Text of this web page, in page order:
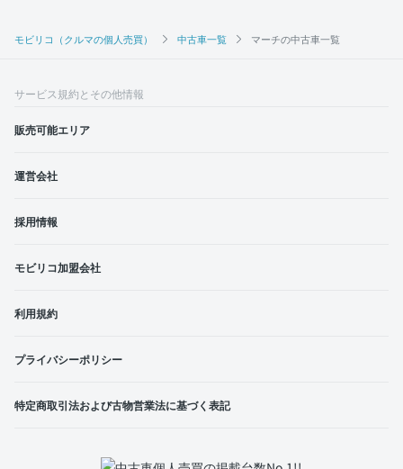
モビリコ（クルマの個人売買） 中古車一覧 マーチの中古車一覧
サービス規約とその他情報
販売可能エリア
運営会社
採用情報
モビリコ加盟会社
利用規約
プライバシーポリシー
特定商取引法および古物営業法に基づく表記